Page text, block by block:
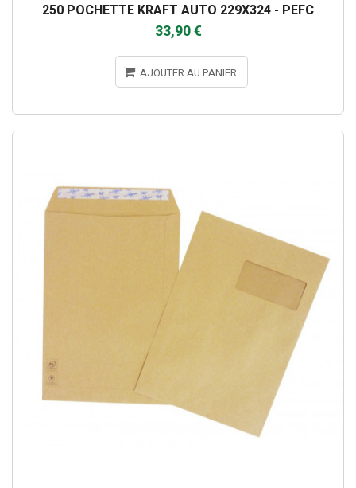
250 POCHETTE KRAFT AUTO 229X324 - PEFC
33,90 €
AJOUTER AU PANIER